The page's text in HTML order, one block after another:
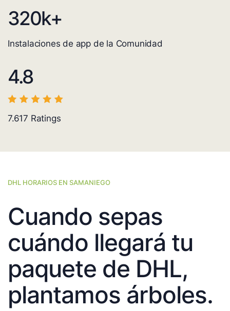
320k+
Instalaciones de app de la Comunidad
4.8
7.617 Ratings
DHL HORARIOS EN SAMANIEGO
Cuando sepas
cuándo llegará tu
paquete de DHL,
plantamos árboles.